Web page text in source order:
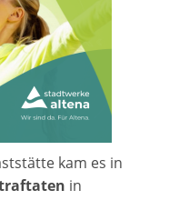
kam es in
in